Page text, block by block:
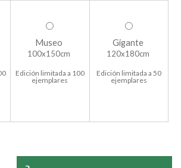
Museo
100x150cm
Edición limitada a 100
ejemplares
Gigante
120x180cm
Edición limitada a 50
ejemplares